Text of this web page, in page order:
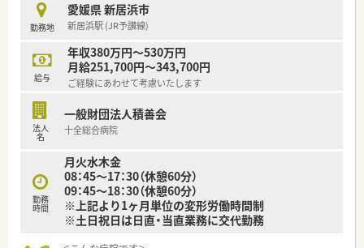
勤務地
愛媛県 新居浜市
新居浜駅 (JR予讃線)
給与
年収380万円～530万円
月給251,700円～343,700円
ご経験にあわせて考慮いたします
法人
名
一般財団法人積善会
十全総合病院
勤務
時間
月火水木金
08：45～17：30（休憩60分）
09：45～18：30（休憩60分）
※上記より1ヶ月単位の変形労働時間制
※土日祝日は日直・当直業務に交代勤務